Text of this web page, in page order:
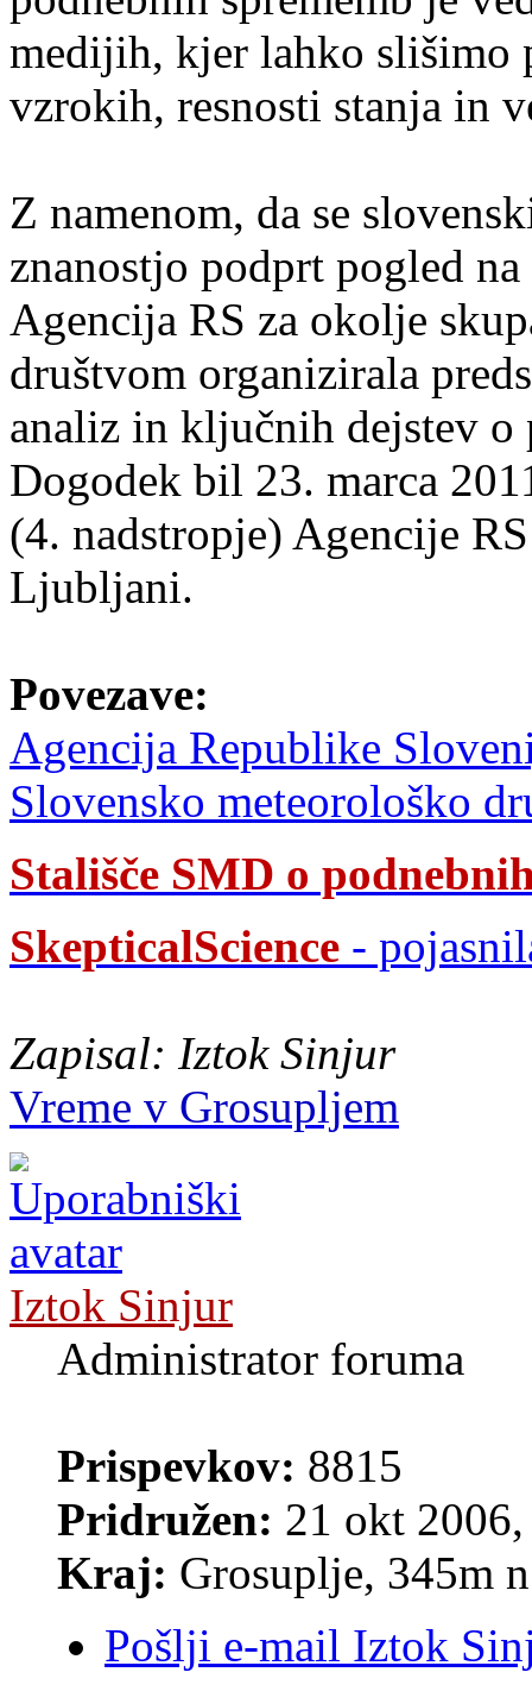
medijih, kjer lahko slišimo
vzrokih, resnosti stanja in
Z namenom, da se
znanostjo podprt pogled
Agencija RS za okolje
društvom organizirala
analiz in ključnih dejstev o
Dogodek bil 23. marca
(4. nadstropje) Agencije
Ljubljani.
Povezave:
Agencija Republike
Slovensko meteorološko
Stališče SMD o
SkepticalScience -
Zapisal: Iztok Sinjur
Vreme v Grosupljem
Iztok Sinjur
Administrator foruma
Prispevkov: 8815
Pridružen: 21 okt
Kraj: Grosuplje, 345m
Pošlji e-mail Iztok